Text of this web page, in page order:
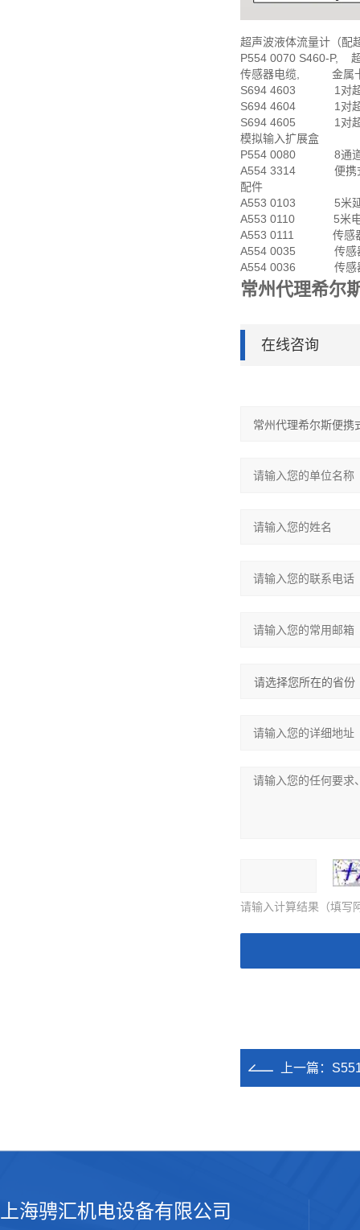
超声波液体流量计（配
P554 0070 S460-P,
传感器电缆, 金属卡
S694 4603 1对超声
S694 4604 1对超声
S694 4605 1对超声
模拟输入扩展盒
P554 0080 8通道模
A554 3314 便携式
配件
A553 0103 5米延长
A553 0110 5米电
A553 0111 传感器
A554 0035 传感器和
A554 0036 传感器和
常州代理希尔
在线咨询
请输入计算结果（填写
上一篇：
上海骋汇机电设备有限公司